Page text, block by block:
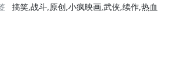
搞笑,战斗,原创,小疯映画,武侠,续作,热血